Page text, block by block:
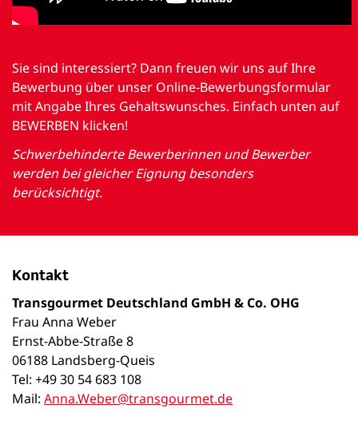
Sie sind interessiert? Dann freuen wir uns auf Ihre
Bewerbung über unser Online-Bewerbungsformular
mit Angabe Ihres Gehaltswunsches. Einfach unten auf
BEWERBEN klicken!
Schwerbehinderte Bewerberinnen und Bewerber
werden bei gleicher Eignung besonders
berücksichtigt.
Kontakt
Transgourmet Deutschland GmbH & Co. OHG
Frau Anna Weber
Ernst-Abbe-Straße 8
06188 Landsberg-Queis
Tel: +49 30 54 683 108
Mail: Anna.Weber@transgourmet.de